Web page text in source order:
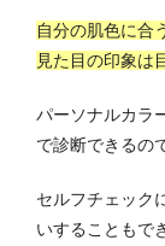
自分の肌色に合
見た目の印象は
パーソナルカラ
で診断できるの
セルフチェック
いすることもで